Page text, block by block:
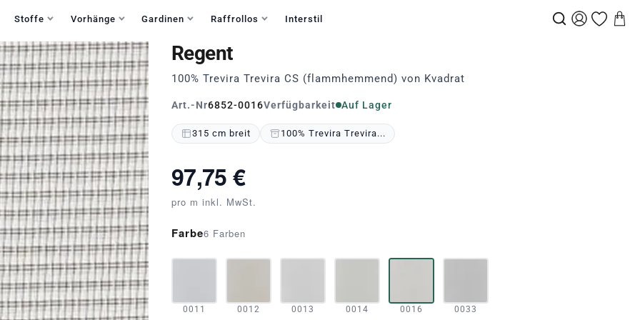
Stoffe Vorhänge Gardinen Raffrollos Interstil
Regent
100% Trevira Trevira CS (flammhemmend) von Kvadrat
Art.-Nr6852-0016Verfügbarkeit Auf Lager
315 cm breit 100% Trevira Trevira...
97,75 €
pro m inkl. MwSt.
Farbe6 Farben
0011 0012 0013 0014 0016 0033